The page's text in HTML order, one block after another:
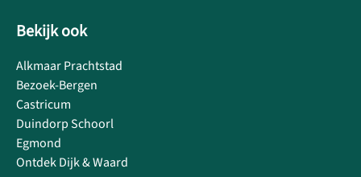
Bekijk ook
Alkmaar Prachtstad
Bezoek-Bergen
Castricum
Duindorp Schoorl
Egmond
Ontdek Dijk & Waard